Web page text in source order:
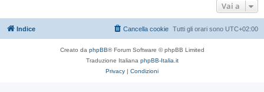
Vai a
Indice Tutti gli orari sono UTC+02:00
Cancella cookie
Creato da phpBB® Forum Software © phpBB Limited
Traduzione Italiana phpBB-Italia.it
Privacy | Condizioni